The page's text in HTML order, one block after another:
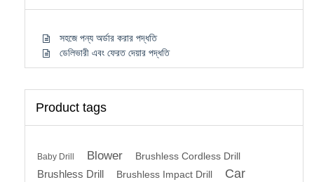
সহজে পন্য অর্ডার করার পদ্ধতি
ডেলিভারী এবং ফেরত দেয়ার পদ্ধতি
Product tags
Baby Drill Blower Brushless Cordless Drill
Brushless Drill Brushless Impact Drill
Car